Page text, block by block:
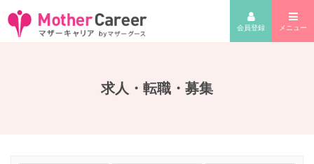
会員登録 メニュー
求人・転職・募集